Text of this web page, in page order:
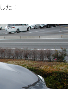
た！